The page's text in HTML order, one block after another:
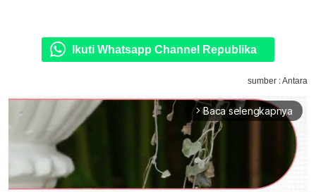
Ikuti Whatsapp Channel Republika
sumber : Antara
arrow_forward_ios Baca selengkapnya